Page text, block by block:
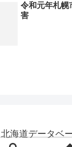
令和元年札幌
害
北海道データベ